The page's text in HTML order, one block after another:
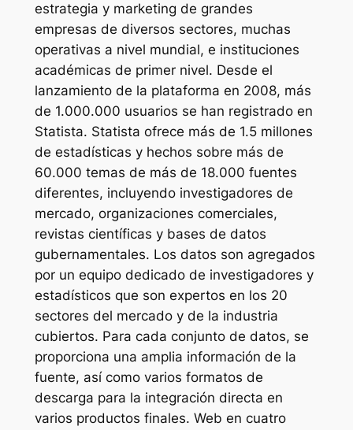
estrategia y marketing de grandes
empresas de diversos sectores, muchas
operativas a nivel mundial, e instituciones
académicas de primer nivel. Desde el
lanzamiento de la plataforma en 2008, más
de 1.000.000 usuarios se han registrado en
Statista. Statista ofrece más de 1.5 millones
de estadísticas y hechos sobre más de
60.000 temas de más de 18.000 fuentes
diferentes, incluyendo investigadores de
mercado, organizaciones comerciales,
revistas científicas y bases de datos
gubernamentales. Los datos son agregados
por un equipo dedicado de investigadores y
estadísticos que son expertos en los 20
sectores del mercado y de la industria
cubiertos. Para cada conjunto de datos, se
proporciona una amplia información de la
fuente, así como varios formatos de
descarga para la integración directa en
varios productos finales. Web en cuatro